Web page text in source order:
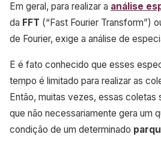
Em geral, para realizar a análise
da FFT (“Fast Fourier Transform”)
de Fourier, exige a análise de
E é fato conhecido que esses
tempo é limitado para realizar as
Então, muitas vezes, essas coletas
que não necessariamente gera um
condição de um determinado